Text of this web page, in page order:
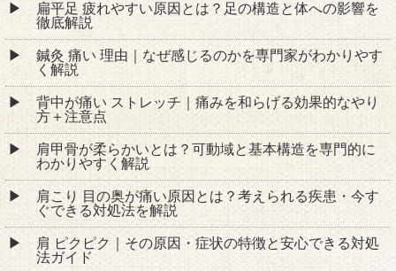
扁平足 疲れやすい原因とは？足の構造と体への影響を
徹底解説
鍼灸 痛い 理由｜なぜ感じるのかを専門家がわかりやす
く解説
背中が痛い ストレッチ｜痛みを和らげる効果的なやり
方＋注意点
肩甲骨が柔らかいとは？可動域と基本構造を専門的に
わかりやすく解説
肩こり 目の奥が痛い原因とは？考えられる疾患・今す
ぐできる対処法を解説
肩 ピクピク｜その原因・症状の特徴と安心できる対処
法ガイド